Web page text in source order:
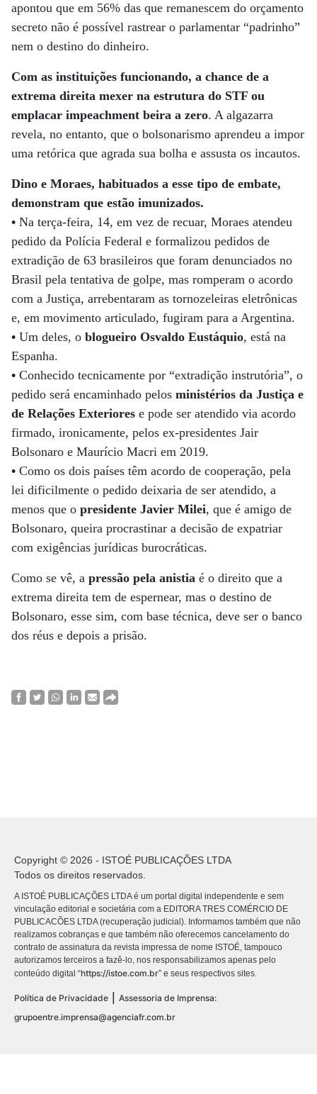
apontou que em 56% das que remanescem do orçamento
secreto não é possível rastrear o parlamentar “padrinho”
nem o destino do dinheiro.
Com as instituições funcionando, a chance de a
extrema direita mexer na estrutura do STF ou
emplacar impeachment beira a zero. A algazarra
revela, no entanto, que o bolsonarismo aprendeu a impor
uma retórica que agrada sua bolha e assusta os incautos.
Dino e Moraes, habituados a esse tipo de embate,
demonstram que estão imunizados.
• Na terça-feira, 14, em vez de recuar, Moraes atendeu
pedido da Polícia Federal e formalizou pedidos de
extradição de 63 brasileiros que foram denunciados no
Brasil pela tentativa de golpe, mas romperam o acordo
com a Justiça, arrebentaram as tornozeleiras eletrônicas
e, em movimento articulado, fugiram para a Argentina.
• Um deles, o blogueiro Osvaldo Eustáquio, está na
Espanha.
• Conhecido tecnicamente por “extradição instrutória”, o
pedido será encaminhado pelos ministérios da Justiça e
de Relações Exteriores e pode ser atendido via acordo
firmado, ironicamente, pelos ex-presidentes Jair
Bolsonaro e Maurício Macri em 2019.
• Como os dois países têm acordo de cooperação, pela
lei dificilmente o pedido deixaria de ser atendido, a
menos que o presidente Javier Milei, que é amigo de
Bolsonaro, queira procrastinar a decisão de expatriar
com exigências jurídicas burocráticas.
Como se vê, a pressão pela anistia é o direito que a
extrema direita tem de espernear, mas o destino de
Bolsonaro, esse sim, com base técnica, deve ser o banco
dos réus e depois a prisão.
Copyright © 2026 - ISTOÉ PUBLICAÇÕES LTDA
Todos os direitos reservados.
A ISTOÉ PUBLICAÇÕES LTDA é um portal digital independente e sem
vinculação editorial e societária com a EDITORA TRES COMÉRCIO DE
PUBLICACÕES LTDA (recuperação judicial). Informamos também que não
realizamos cobranças e que também não oferecemos cancelamento do
contrato de assinatura da revista impressa de nome ISTOÉ, tampouco
autorizamos terceiros a fazê-lo, nos responsabilizamos apenas pelo
conteúdo digital “https://istoe.com.br” e seus respectivos sites.
Política de Privacidade
Assessoria de Imprensa:
grupoentre.imprensa@agenciafr.com.br